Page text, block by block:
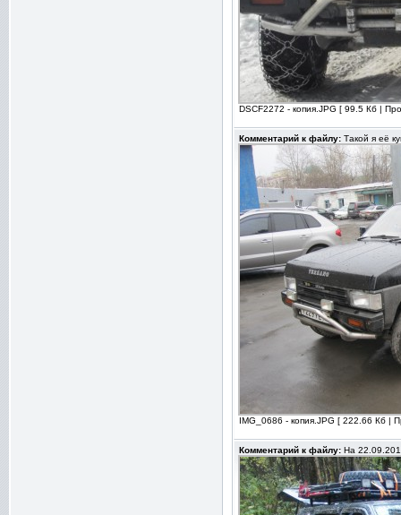
DSCF2272 - копия.JPG [ 99.5 Кб |
Комментарий к файлу: Такой я её
IMG_0686 - копия.JPG [ 222.66 Кб |
Комментарий к файлу: На